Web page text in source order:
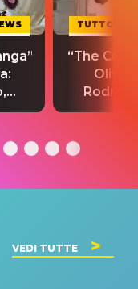
e
TUTTO
“The
Olivia
testo,
VEDI TUTTE